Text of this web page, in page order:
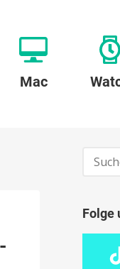
Mac
Suche
Folge